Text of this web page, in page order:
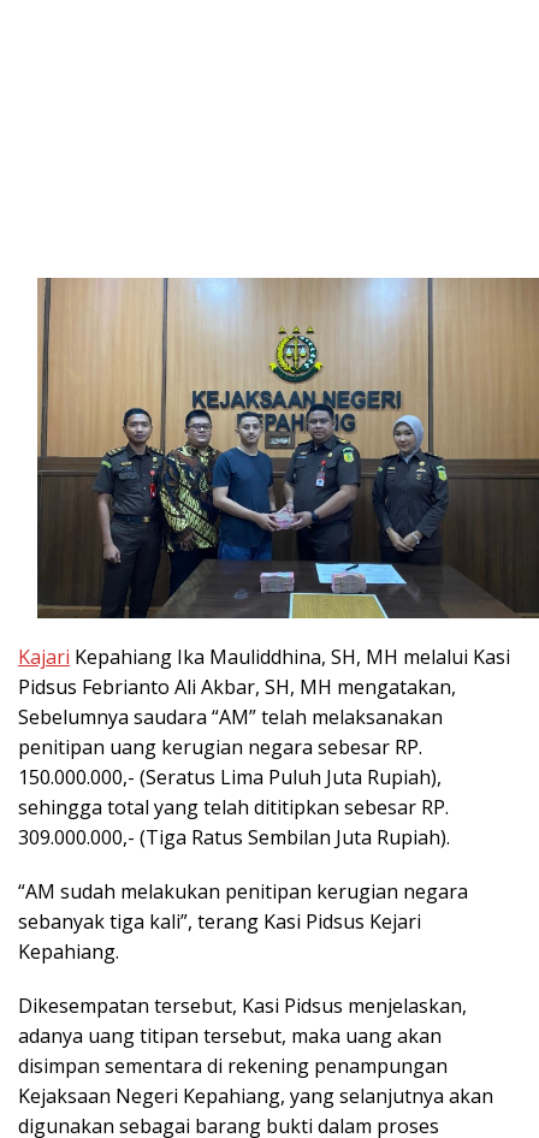
Kajari Kepahiang Ika Mauliddhina, SH, MH melalui Kasi
Pidsus Febrianto Ali Akbar, SH, MH mengatakan,
Sebelumnya saudara “AM” telah melaksanakan
penitipan uang kerugian negara sebesar RP.
150.000.000,- (Seratus Lima Puluh Juta Rupiah),
sehingga total yang telah dititipkan sebesar RP.
309.000.000,- (Tiga Ratus Sembilan Juta Rupiah).
“AM sudah melakukan penitipan kerugian negara
sebanyak tiga kali”, terang Kasi Pidsus Kejari
Kepahiang.
Dikesempatan tersebut, Kasi Pidsus menjelaskan,
adanya uang titipan tersebut, maka uang akan
disimpan sementara di rekening penampungan
Kejaksaan Negeri Kepahiang, yang selanjutnya akan
digunakan sebagai barang bukti dalam proses